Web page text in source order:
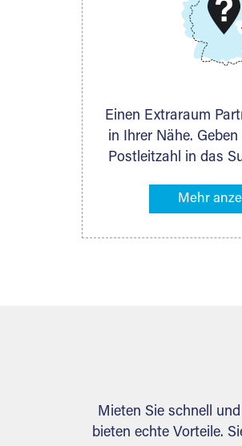
DMG
Schieferstein 11A
Einen Extraraum
in Ihrer Nähe.
Postleitzahl in das
Partners mit
können Sie
Mieten Sie schnell
bieten echte Vorteile.